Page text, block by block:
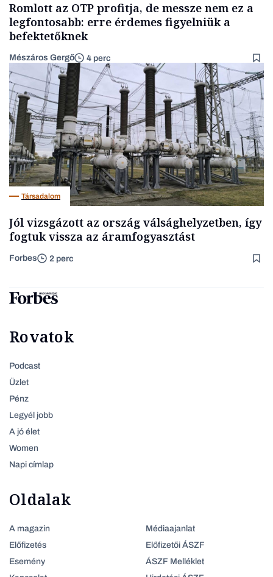
Romlott az OTP profitja, de messze nem ez a
legfontosabb: erre érdemes figyelniük a
befektetőknek
Mészáros Gergő 4 perc
Társadalom
Jól vizsgázott az ország válsághelyzetben, így
fogtuk vissza az áramfogyasztást
Forbes 2 perc
Rovatok
Podcast
Üzlet
Pénz
Legyél jobb
A jó élet
Women
Napi címlap
Oldalak
A magazin
Előfizetés
Esemény
Médiaajanlat
Előfizetői ÁSZF
ÁSZF Melléklet